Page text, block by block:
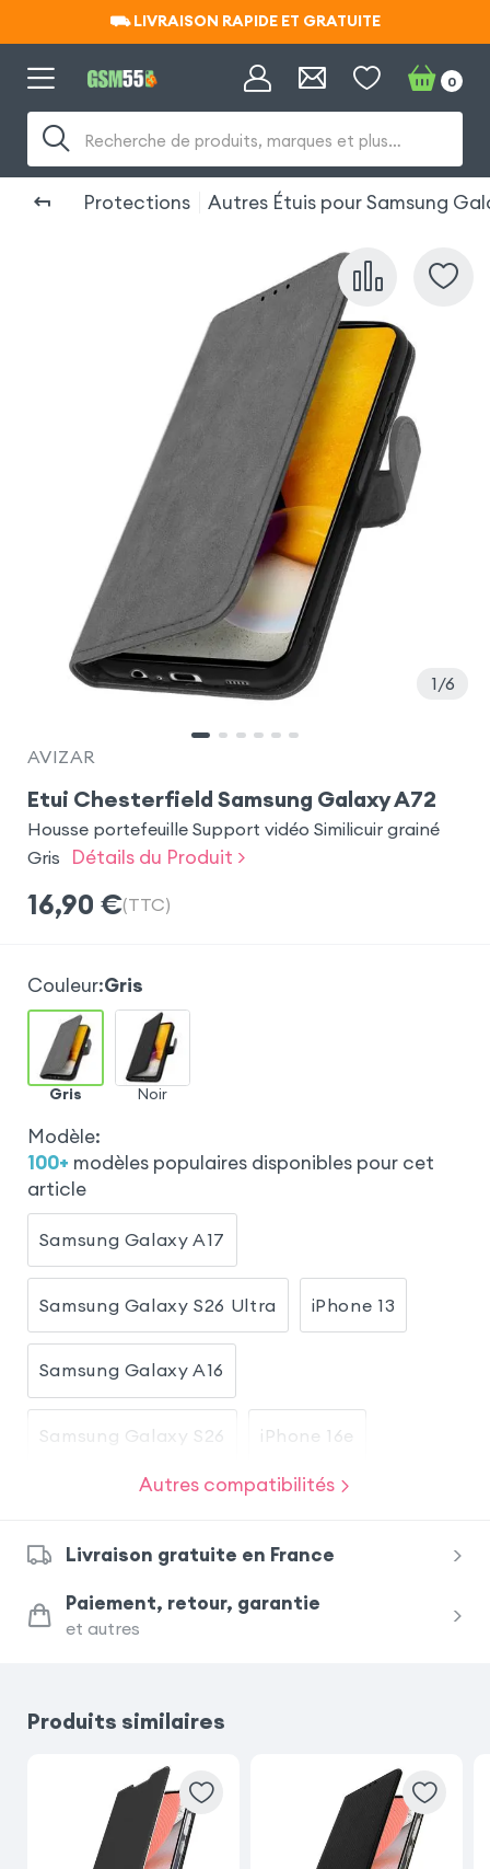
⛟ LIVRAISON RAPIDE ET GRATUITE
⛟ LIVRAISON RAPIDE ET GRATUITE
Recherche de produits, marques et plus…
0
Protections Autres Étuis pour Samsung
1 6
AVIZAR
Etui Chesterfield Samsung Galaxy A72
Housse portefeuille Support vidéo Similicuir grainé
Gris
Détails du Produit >
16,90 €(TTC)
Couleur:Gris
Gris Noir
Modèle:
100+ modèles populaires disponibles pour cet
article
Samsung Galaxy A17
Samsung Galaxy S26 Ultra iPhone 13
Samsung Galaxy A16
Samsung Galaxy S26 iPhone 16e
iPhone 17 Pro
Xiaomi Redmi Note 15 Pro 5G
Samsung Galaxy S23
Samsung Galaxy S25
Samsung Galaxy S20 FE
Autres compatibilités
Livraison gratuite en France
Paiement, retour, garantie
et autres
Produits similaires